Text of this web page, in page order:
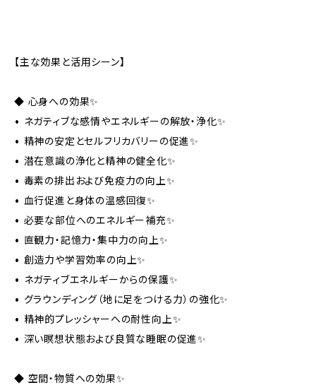
【主な効果と活用シーン】
◆ 心身への効果✨
• ネガティブな感情やエネルギーの解放・浄化✨
• 精神の安定とセルフリカバリーの促進✨
• 潜在意識の浄化と精神の健全化✨
• 毒素の排出および免疫力の向上✨
• 血行促進と身体の温感回復✨
• 必要な部位へのエネルギー補充✨
• 直観力・記憶力・集中力の向上✨
• 創造力や学習効率の向上✨
• ネガティブエネルギーからの保護✨
• グラウンディング（地に足をつける力）の強化✨
• 精神的プレッシャーへの耐性向上✨
• 深い瞑想状態および良質な睡眠の促進✨
◆ 空間・物質への効果✨